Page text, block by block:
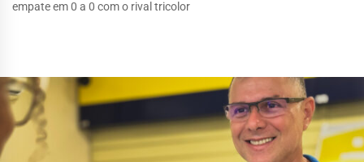
empate em 0 a 0 com o rival tricolor